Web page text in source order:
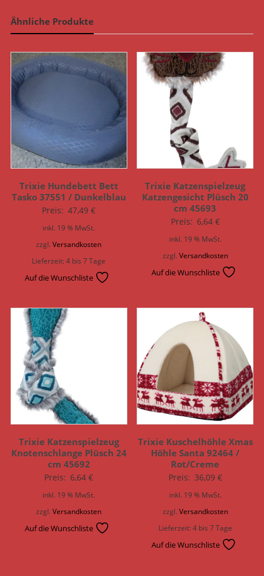
Ähnliche Produkte
Trixie Hundebett Bett
Tasko 37551 / Dunkelblau
Preis: 47,49€
inkl. 19 % MwSt.
zzgl.Versandkosten
Lieferzeit:4 bis 7 Tage
Auf die Wunschliste
Trixie Katzenspielzeug
Katzengesicht Plüsch 20
cm 45693
Preis: 6,64 €
inkl. 19 % MwSt.
zzgl. Versandkosten
Auf die Wunschliste
Trixie Katzenspielzeug
Knotenschlange Plüsch 24
cm 45692
Preis: 6,64€
inkl. 19 % MwSt.
zzgl.Versandkosten
Auf die Wunschliste
Trixie Kuschelhöhle Xmas
Höhle Santa 92464 /
Rot/Creme
Preis: 36,09 €
inkl. 19 % MwSt.
zzgl. Versandkosten
Lieferzeit:4 bis 7 Tage
Auf die Wunschliste